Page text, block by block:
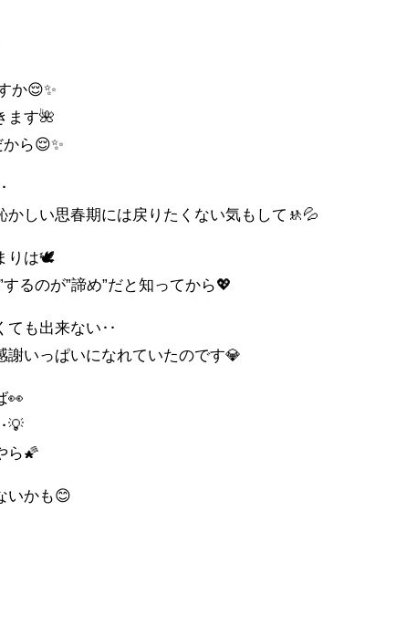
か😌✨
ます🌺
ら😌✨
かしい思春期には戻りたくない気もして🚸💦
りは🕊
るのが”諦め”だと知ってから💖
ても出来ない‥
謝いっぱいになれていたのです💎
👀
ら🌠
いかも😊